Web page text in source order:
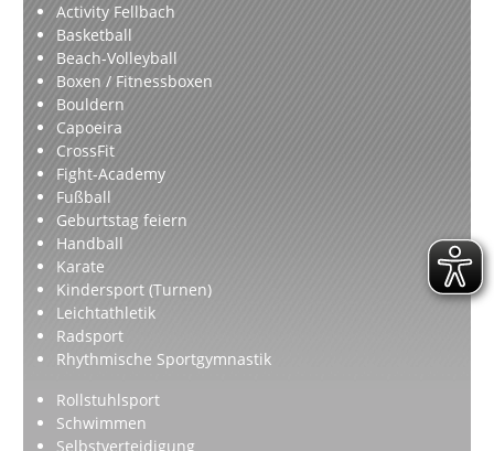
Activity Fellbach
Basketball
Beach-Volleyball
Boxen / Fitnessboxen
Bouldern
Capoeira
CrossFit
Fight-Academy
Fußball
Geburtstag feiern
Handball
Karate
Kindersport (Turnen)
Leichtathletik
Radsport
Rhythmische Sportgymnastik
Rollstuhlsport
Schwimmen
Selbstverteidigung